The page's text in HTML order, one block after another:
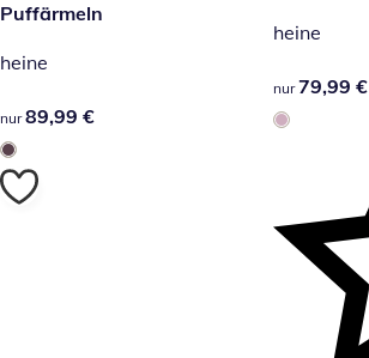
Puffärmeln
heine
89,99 €
nur 89,99 €
heine
79,99 €
nur 79,99 €